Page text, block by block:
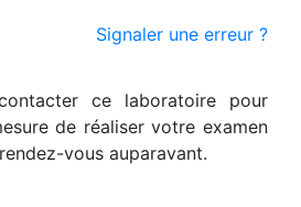
Signaler une erreur ?
ce laboratoire pour
de réaliser votre examen
vous auparavant.